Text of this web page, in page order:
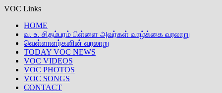
VOC Links
HOME
வ. உ. சிதம்பரம் பிள்ளை அவர்கள் வாழ்க்கை வரலாறு
வெள்ளாளர்களின் வரலாறு
TODAY VOC NEWS
VOC VIDEOS
VOC PHOTOS
VOC SONGS
CONTACT